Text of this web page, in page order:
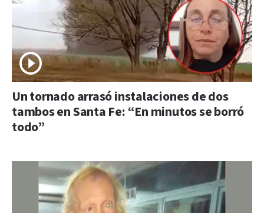
Un tornado arrasó instalaciones de dos
tambos en Santa Fe: “En minutos se borró
todo”